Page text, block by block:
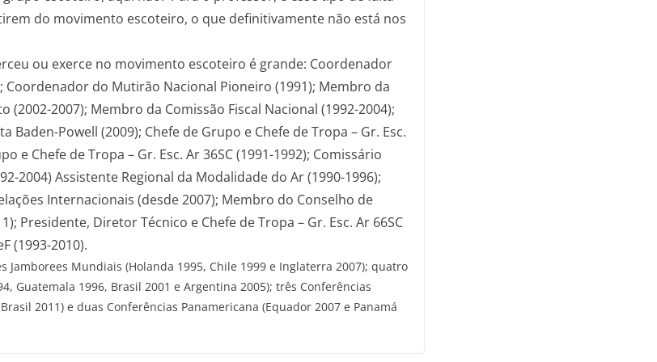
do movimento escoteiro, o que definitivamente não está nos
ou exerce no movimento escoteiro é grande: Coordenador
Coordenador do Mutirão Nacional Pioneiro (1991); Membro da
(2002-2007); Membro da Comissão Fiscal Nacional (1992-2004);
Baden-Powell (2009); Chefe de Grupo e Chefe de Tropa – Gr. Esc.
e Chefe de Tropa – Gr. Esc. Ar 36SC (1991-1992); Comissário
2004) Assistente Regional da Modalidade do Ar (1990-1996);
Internacionais (desde 2007); Membro do Conselho de
Presidente, Diretor Técnico e Chefe de Tropa – Gr. Esc. Ar 66SC
(1993-2010).
Mundiais (Holanda 1995, Chile 1999 e Inglaterra 2007); quatro
Guatemala 1996, Brasil 2001 e Argentina 2005); três Conferências
2011) e duas Conferências Panamericana (Equador 2007 e Panamá